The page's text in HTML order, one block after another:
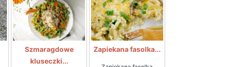
Szmaragdowe
kluseczki...
Zapiekana fasolka...